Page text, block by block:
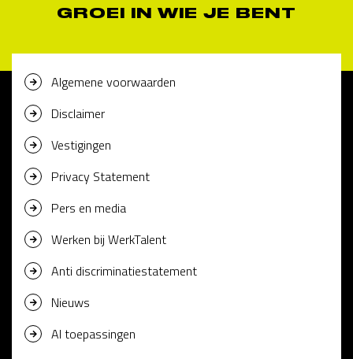
GROEI IN WIE JE BENT
Algemene voorwaarden
Disclaimer
Vestigingen
Privacy Statement
Pers en media
Werken bij WerkTalent
Anti discriminatiestatement
Nieuws
AI toepassingen